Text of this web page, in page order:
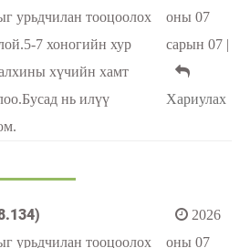
урьдчилан тооцоолох
7 хоногийн хур
хүчийн хамт
нь илүү
оны 07
сарын 07 |
Хариулах
урьдчилан тооцоолох
2026
оны 07